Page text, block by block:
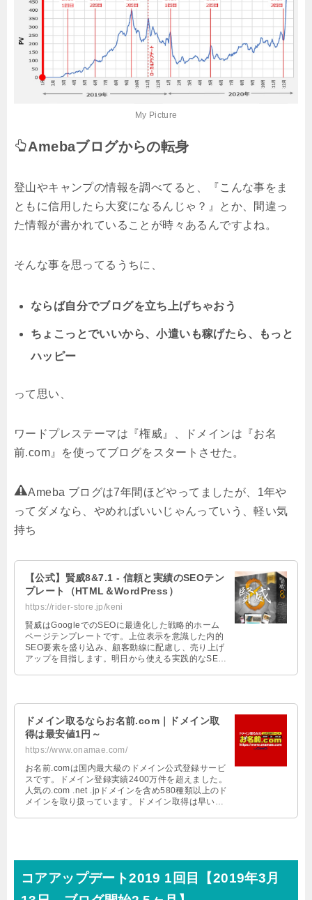
My Picture
Amebaブログからの転身
登山やキャンプの情報を調べてると、『こんな事をま
ともに信用したら大変になるんじゃ？』とか、間違っ
た情報が書かれていることが時々あるんですよね。
そんな事を思ってるうちに、
ならば自分でブログを立ち上げちゃおう
ちょこっとでいいから、小遣いも稼げたら、もっと
ハッピー
って思い、
ワードプレステーマは『権威』、ドメインは『お名
前.com』を使ってブログをスタートさせた。
Ameba ブログは7年間ほどやってましたが、1年や
ってダメなら、やめればいいじゃんっていう、軽い気
持ち
【公式】賢威8&7.1 - 信頼と実績のSEOテン
プレート（HTML＆WordPress）
https://rider-store.jp/keni
賢威はGoogleでのSEOに最適化した戦略的ホーム
ページテンプレートです。上位表示を意識した内的
SEO要素を盛り込み、顧客動線に配慮し、売り上げ
アップを目指します。明日から使える実践的なSEO
ドメイン取るならお名前.com｜ドメイン取
得は最安値1円～
https://www.onamae.com/
お名前.comは国内最大級のドメイン公式登録サービ
スです。ドメイン登録実績2400万件を超えました。
人気の.com .net .jpドメインを含め580種類以上のド
メインを取り扱っています。ドメイン取得は早い者
コアアップデート2019 1回目【2019年3月